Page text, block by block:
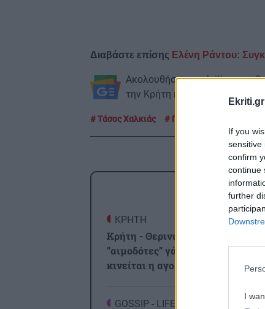
If you
sensitive
confirm
continue
further
I
Διαβάστε επίσης Ελένη Ράντου:
Ακολουθήστε το ekriti.gr στο
την Κρήτη και όχι μόνο.
Τάσος Χαλκιάς Πατέρας
ΚΡΗΤΗ
Κρήτη - Θερινές εκπτώσεις: Με
"αιμοδότες" γάμους και
κινείται η αγορά
GOSSIP - LIFESTYLE